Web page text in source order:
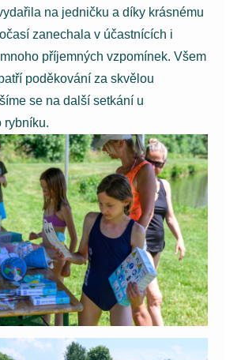
na jedničku a díky krásnému
zanechala v účastnících i
příjemných vzpomínek. Všem
poděkování za skvělou
se na další setkání u
rybníku.